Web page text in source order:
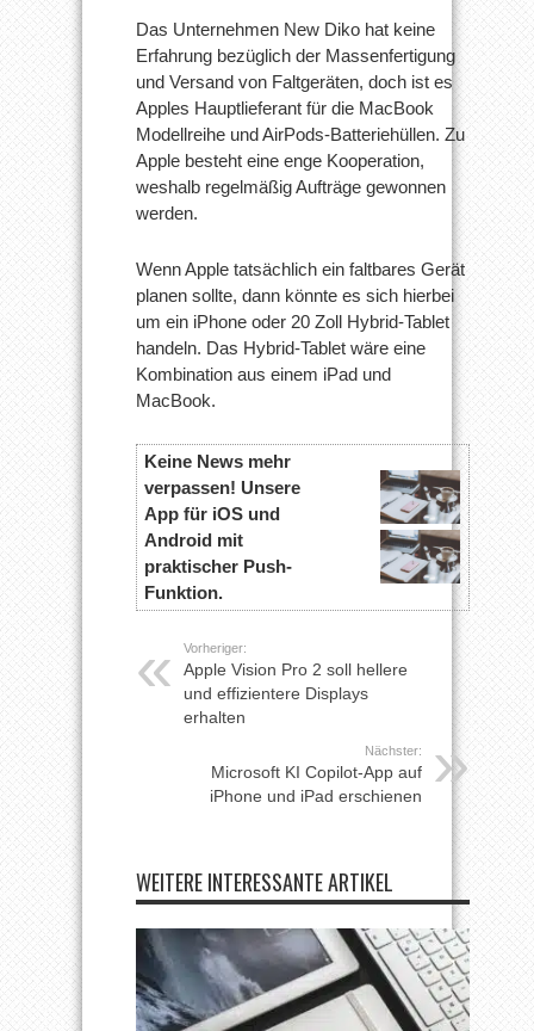
Das Unternehmen New Diko hat keine
Erfahrung bezüglich der Massenfertigung
und Versand von Faltgeräten, doch ist es
Apples Hauptlieferant für die MacBook
Modellreihe und AirPods-Batteriehüllen. Zu
Apple besteht eine enge Kooperation,
weshalb regelmäßig Aufträge gewonnen
werden.
Wenn Apple tatsächlich ein faltbares Gerät
planen sollte, dann könnte es sich hierbei
um ein iPhone oder 20 Zoll Hybrid-Tablet
handeln. Das Hybrid-Tablet wäre eine
Kombination aus einem iPad und
MacBook.
Keine News mehr
verpassen! Unsere
App für iOS und
Android mit
praktischer Push-
Funktion.
Vorheriger:
Apple Vision Pro 2 soll hellere
und effizientere Displays
erhalten
Nächster:
Microsoft KI Copilot-App auf
iPhone und iPad erschienen
WEITERE INTERESSANTE ARTIKEL